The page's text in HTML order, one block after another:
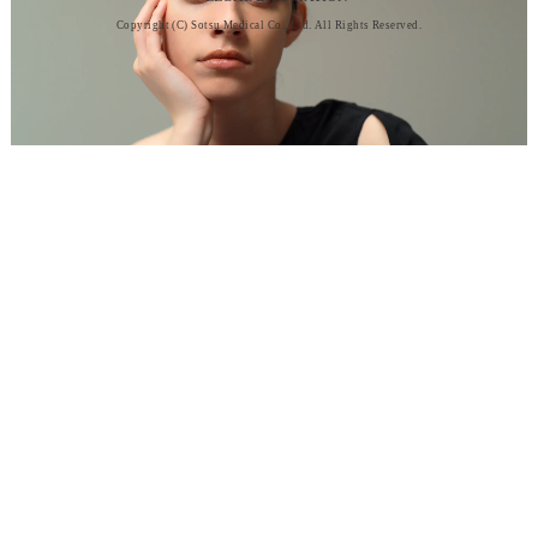
延長保証
安心の+4年 (+4,500円)
【延長保証について】
※本体のみ、延長保証の対象となります（アタッチメント・ノベルティなどは対象
となりません）
※本品価格から、クーポン割引額を引いた金額が保証上限金額となります。
カートへ
Copyright (C) Sotsu Medical Co., Ltd. All Rights Reserved.